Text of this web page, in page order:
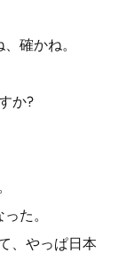
確かね。
か?
た。
、やっぱ日本